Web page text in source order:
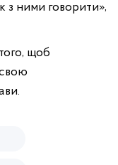
з ними говорити»,
щоб